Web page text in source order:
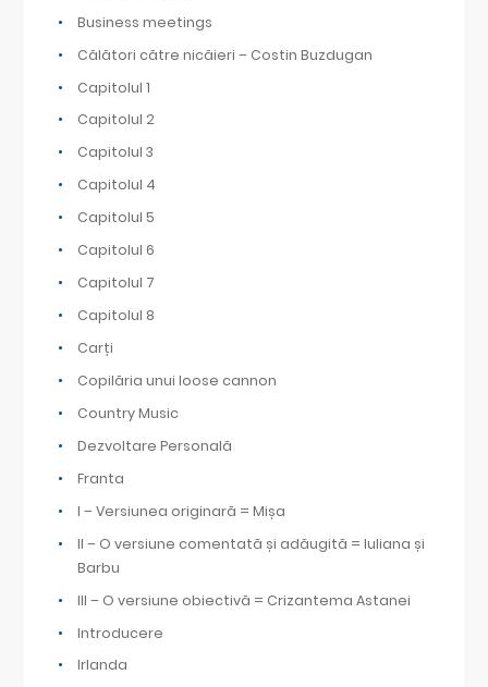
Business meetings
Călători către nicăieri – Costin Buzdugan
Capitolul 1
Capitolul 2
Capitolul 3
Capitolul 4
Capitolul 5
Capitolul 6
Capitolul 7
Capitolul 8
Carți
Copilăria unui loose cannon
Country Music
Dezvoltare Personală
Franta
I – Versiunea originară = Mișa
II – O versiune comentată și adăugită = Iuliana și
Barbu
III – O versiune obiectivă = Crizantema Astanei
Introducere
Irlanda